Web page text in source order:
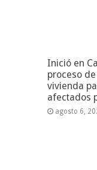
Inició en
proceso
vivienda
afectados
agosto 6,